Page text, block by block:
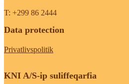
T: +299 86 2444
Data protection
Privatlivspolitik
KNI A/S-ip suliffeqarfia